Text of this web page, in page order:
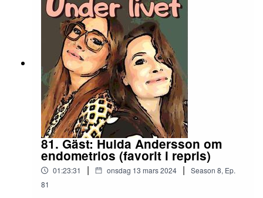
81. Gäst: Hulda Andersson om
endometrios (favorit i repris)
01:23:31 | onsdag 13 mars 2024 | Season 8, Ep.
81